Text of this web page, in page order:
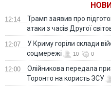
бунту, -
12:14
Трамп заявив про
атаки з часів Другої
12:07
У Криму горіли склади
соцмережі
10 0
12:00
Олійникова передала
Торонто на користь ЗСУ